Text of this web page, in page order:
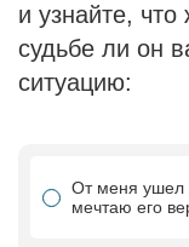
и узнайте,
судьбе ли он
ситуацию:
От меня ушел
мечтаю его